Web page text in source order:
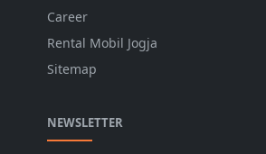
Career
Rental Mobil Jogja
Sitemap
NEWSLETTER